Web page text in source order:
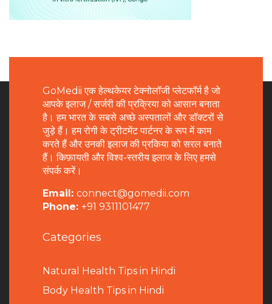
GoMedii एक हेल्थकेयर टेक्नोलॉजी प्लेटफॉर्म है जो
आपके इलाज / सर्जरी की प्रक्रिया को आसान बनाता
है। हम भारत के सबसे अच्छे अस्पतालों और डॉक्टरों से
जुड़े हैं। हम रोगी के ट्रीटमेंट पार्टनर के रूप में काम
करते हैं और उनकी इलाज की प्रकिया को सरल बनाते
हैं। किफ़ायती और विश्व-स्तरीय इलाज के लिए हमसे
संपर्क करें।
Email: connect@gomedii.com
Phone: +91 9311101477
Categories
Natural Health Tips in Hindi
Body Health Tips in Hindi